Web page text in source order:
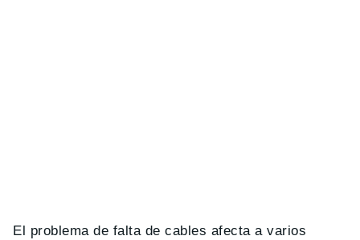
El problema de falta de cables afecta a varios